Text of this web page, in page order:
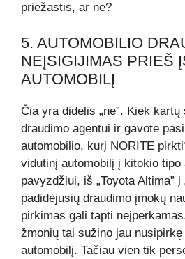
priežastis, ar ne?
5. AUTOMOBILIO
NEĮSIGIJIMAS PRIEŠ
AUTOMOBILĮ
Čia yra didelis „ne”. Kiek kartų
draudimo agentui ir gavote
automobilio, kurį NORITE
vidutinį automobilį į kitokio
pavyzdžiui, iš „Toyota Altima”
padidėjusių draudimo įmokų
pirkimas gali tapti
žmonių tai sužino jau
automobilį. Tačiau vien tik